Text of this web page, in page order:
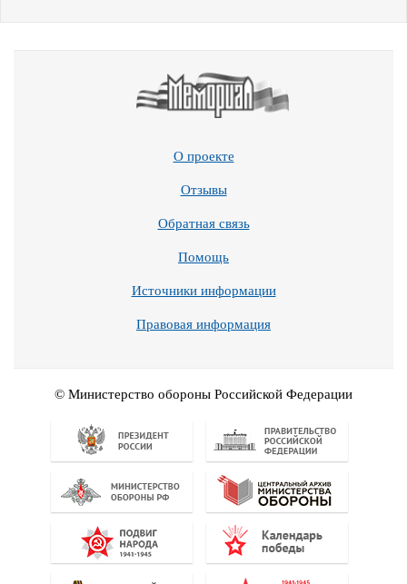
О проекте
Отзывы
Обратная связь
Помощь
Источники информации
Правовая информация
© Министерство обороны Российской Федерации